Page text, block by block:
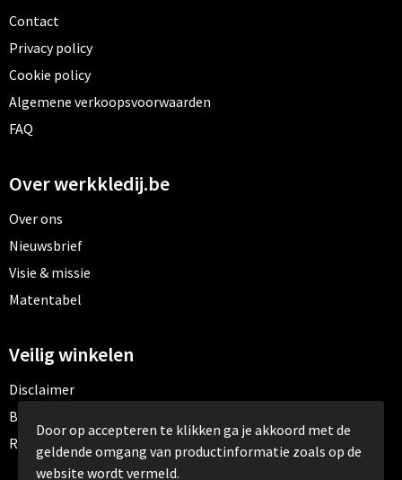
Contact
Privacy policy
Cookie policy
Algemene verkoopsvoorwaarden
FAQ
Over werkkledij.be
Over ons
Nieuwsbrief
Visie & missie
Matentabel
Veilig winkelen
Disclaimer
Betaalmethoden
Retourneren
Door op accepteren te klikken ga je akkoord met de
geldende omgang van productinformatie zoals op de
website wordt vermeld.